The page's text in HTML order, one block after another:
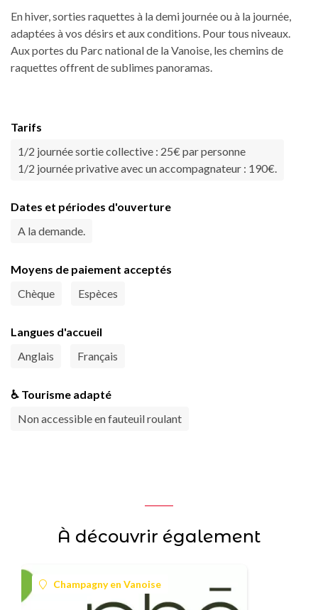
En hiver, sorties raquettes à la demi journée ou à la journée,
adaptées à vos désirs et aux conditions. Pour tous niveaux.
Aux portes du Parc national de la Vanoise, les chemins de
raquettes offrent de sublimes panoramas.
Tarifs
1/2 journée sortie collective : 25€ par personne
1/2 journée privative avec un accompagnateur : 190€.
Dates et périodes d'ouverture
A la demande.
Moyens de paiement acceptés
Chèque
Espèces
Langues d'accueil
Anglais
Français
♿ Tourisme adapté
Non accessible en fauteuil roulant
À découvrir également
Champagny en Vanoise